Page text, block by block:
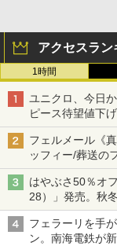
アクセスラン
1時間
ユニクロ、今日
ピース待望値下
フェルメール《
ッフィー/葬送の
はやぶさ50％オ
28）」発売。秋
フェラーリを手
ン。南海電鉄が